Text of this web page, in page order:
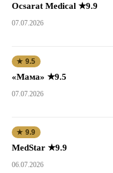
Ocsarat Medical ★9.9
07.07.2026
★ 9.5
«Мама» ★9.5
07.07.2026
★ 9.9
MedStar ★9.9
06.07.2026